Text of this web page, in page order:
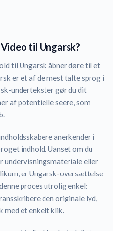
til Ungarsk?
til Ungarsk åbner døre til et
er et af de mest talte sprog i
undertekster gør du dit
af potentielle seere, som
anerkender i
indhold. Uanset om du
undervisningsmateriale eller
er Ungarsk-oversættelse
proces utrolig enkel:
den originale lyd,
med et enkelt klik.